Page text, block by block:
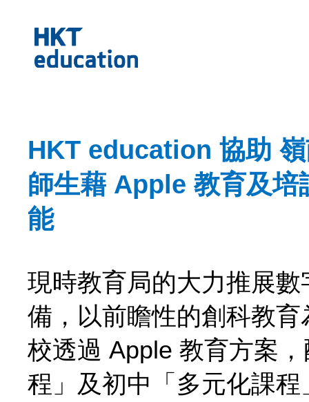
HKT education 協助
師生藉 Apple 教育及培
能
現時教育局的大力推展
備，以前瞻性的創科教
校透過 Apple 教育方案
程」及初中「多元化課